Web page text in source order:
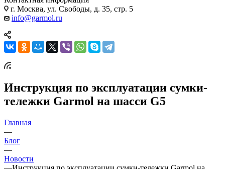
г. Москва, ул. Свободы, д. 35, стр. 5
info@garmol.ru
Инструкция по эксплуатации сумки-
тележки Garmol на шасси G5
Главная
—
Блог
—
Новости